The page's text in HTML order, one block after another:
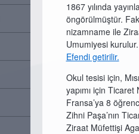
1867 yılında
öngörülmüştür.
nizamname ile
Umumiyesi
Efendi getirilir.
Okul tesisi için,
yapımı için
Fransa’ya 8
Zihni Paşa’nın
Ziraat Müfettişi